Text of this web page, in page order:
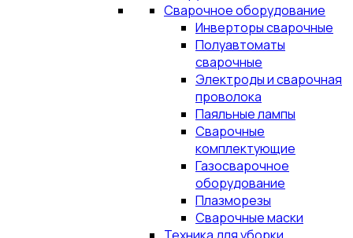
Сварочное оборудование
Инверторы сварочные
Полуавтоматы
сварочные
Электроды и сварочная
проволока
Паяльные лампы
Сварочные
комплектующие
Газосварочное
оборудование
Плазморезы
Сварочные маски